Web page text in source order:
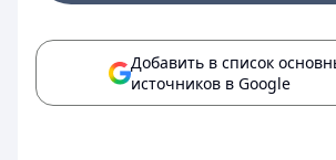
Добавить в список
источников в Google